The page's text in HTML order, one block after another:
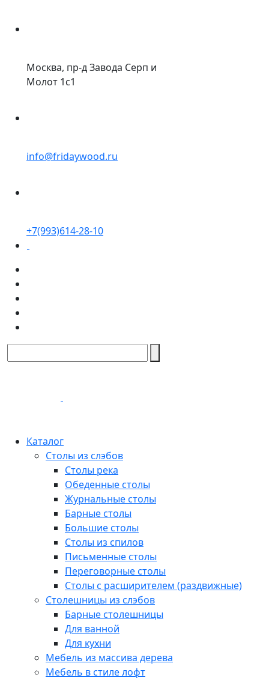
Москва, пр-д Завода Серп и
Молот 1с1
info@fridaywood.ru
+7(993)614-28-10
Каталог
Столы из слэбов
Столы река
Обеденные столы
Журнальные столы
Барные столы
Большие столы
Столы из спилов
Письменные столы
Переговорные столы
Столы с расширителем (раздвижные)
Столешницы из слэбов
Барные столешницы
Для ванной
Для кухни
Мебель из массива дерева
Мебель в стиле лофт